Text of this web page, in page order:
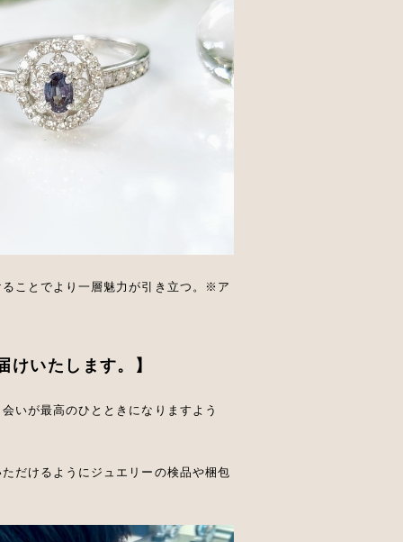
ことでより一層魅力が引き立つ。※ア
けいたします。】
いが最高のひとときになりますよう
だけるようにジュエリーの検品や梱包